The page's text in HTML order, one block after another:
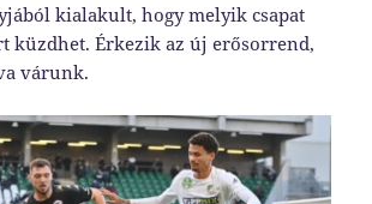
kialakult, hogy melyik csapat
küzdhet. Érkezik az új erősorrend,
várunk.